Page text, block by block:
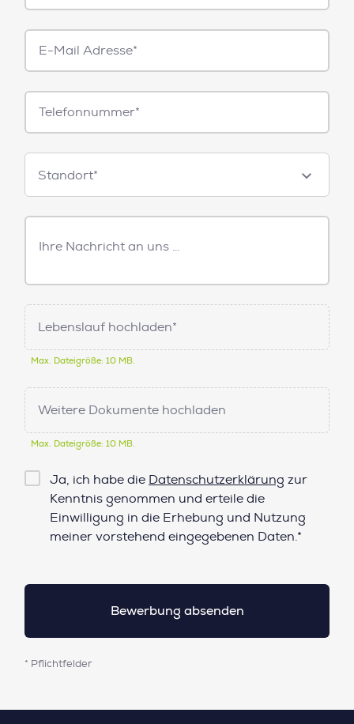
E-
Mail*
Telefonnummer
Standorte
Standort*
Freitext
Nachricht
Lebenslauf hochladen*
Max. Dateigröße: 10 MB.
Weitere Dokumente hochladen
Max. Dateigröße: 10 MB.
Checkbox
Datenschutz*
Ja, ich habe die Datenschutzerklärung zur
Kenntnis genommen und erteile die
Einwilligung in die Erhebung und Nutzung
meiner vorstehend eingegebenen Daten.*
* Pflichtfelder